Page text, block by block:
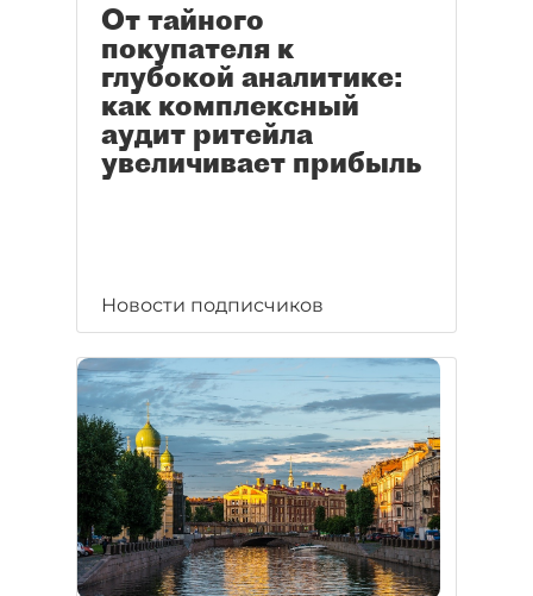
От тайного
покупателя к
глубокой аналитике:
как комплексный
аудит ритейла
увеличивает прибыль
Новости подписчиков